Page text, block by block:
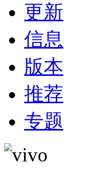
更新
信息
版本
推荐
专题